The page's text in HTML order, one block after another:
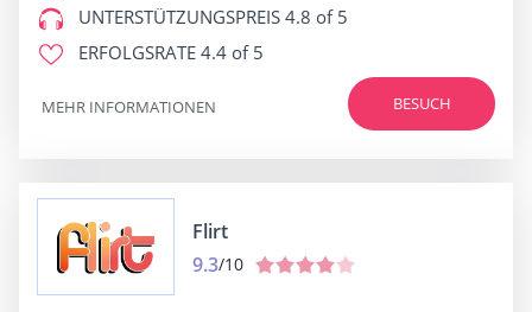
UNTERSTÜTZUNGSPREIS 4.8 of 5
ERFOLGSRATE 4.4 of 5
BESUCH
MEHR INFORMATIONEN
Flirt
9.3/10